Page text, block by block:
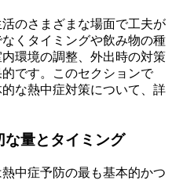
のさまざまな場面で工夫が
くタイミングや飲み物の種
環境の調整、外出時の対策
です。このセクションで
な熱中症対策について、詳
な量とタイミング
中症予防の最も基本的かつ